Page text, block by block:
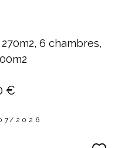
6 chambres,
€
2026